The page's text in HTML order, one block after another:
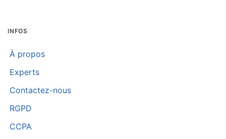
INFOS
À propos
Experts
Contactez-nous
RGPD
CCPA